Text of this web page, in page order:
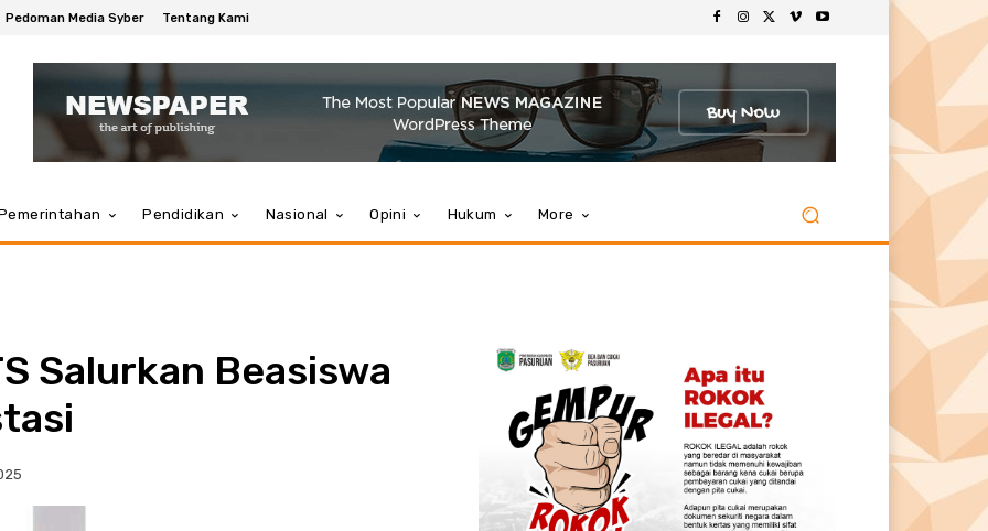
Pedoman Media Syber Tentang Kami
Pendidikan Nasional Opini Hukum More
Salurkan Beasiswa